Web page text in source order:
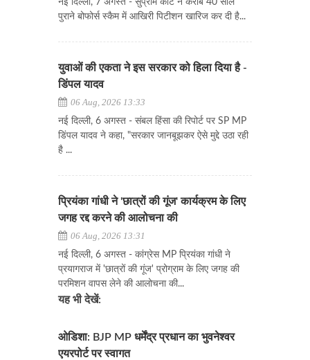
नई दिल्ली, 7 अगस्त - सुप्रीम कोर्ट ने करीब 40 साल
पुराने बोफोर्स स्कैम में आखिरी पिटीशन खारिज कर दी है...
युवाओं की एकता ने इस सरकार को हिला दिया है -
डिंपल यादव
06 Aug, 2026 13:33
नई दिल्ली, 6 अगस्त - संबल हिंसा की रिपोर्ट पर SP MP
डिंपल यादव ने कहा, "सरकार जानबूझकर ऐसे मुद्दे उठा रही
है ...
प्रियंका गांधी ने 'छात्रों की गूंज' कार्यक्रम के लिए
जगह रद्द करने की आलोचना की
06 Aug, 2026 13:31
नई दिल्ली, 6 अगस्त - कांग्रेस MP प्रियंका गांधी ने
प्रयागराज में 'छात्रों की गूंज' प्रोग्राम के लिए जगह की
परमिशन वापस लेने की आलोचना की...
यह भी देखें:
ओडिशा: BJP MP धर्मेंद्र प्रधान का भुवनेश्वर
एयरपोर्ट पर स्वागत